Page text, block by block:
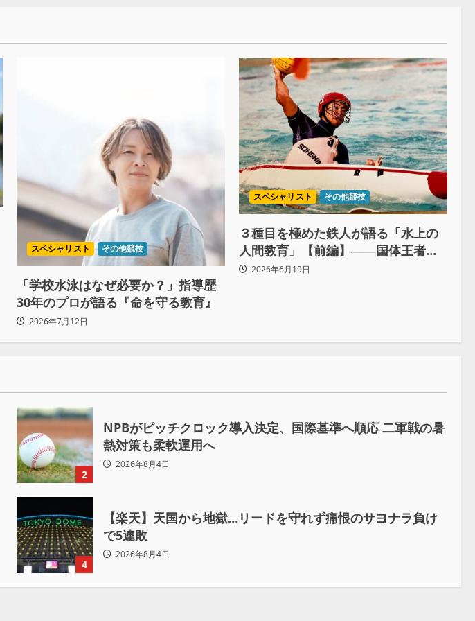
スペシャリスト その他競技
「学校水泳はなぜ必要か？」指導歴
30年のプロが語る『命を守る教育』
2026年7月12日
スペシャリスト その他競技
３種目を極めた鉄人が語る「水上の
人間教育」【前編】――国体王者の
挫折と生涯スポーツとしての輝き
2026年6月19日
2
NPBがピッチクロック導入決定、国際基準へ順応 二軍戦の暑
熱対策も柔軟運用へ
2026年8月4日
4
【楽天】天国から地獄…リードを守れず痛恨のサヨナラ負け
で5連敗
2026年8月4日